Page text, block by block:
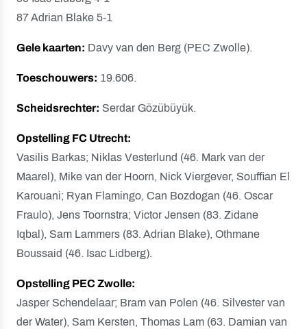
87 Adrian Blake 5-1
Gele kaarten: Davy van den Berg (PEC Zwolle).
Toeschouwers: 19.606.
Scheidsrechter: Serdar Gözübüyük.
Opstelling FC Utrecht:
Vasilis Barkas; Niklas Vesterlund (46. Mark van der
Maarel), Mike van der Hoorn, Nick Viergever, Souffian El
Karouani; Ryan Flamingo, Can Bozdogan (46. Oscar
Fraulo), Jens Toornstra; Victor Jensen (83. Zidane
Iqbal), Sam Lammers (83. Adrian Blake), Othmane
Boussaid (46. Isac Lidberg).
Opstelling PEC Zwolle:
Jasper Schendelaar; Bram van Polen (46. Silvester van
der Water), Sam Kersten, Thomas Lam (63. Damian van